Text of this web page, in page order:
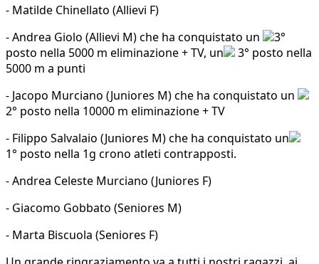
- Matilde Chinellato (Allievi F)
- Andrea Giolo (Allievi M) che ha conquistato un
3°
posto nella 5000 m eliminazione + TV, un
3° posto nella
5000 m a punti
- Jacopo Murciano (Juniores M) che ha conquistato un
2° posto nella 10000 m eliminazione + TV
- Filippo Salvalaio (Juniores M) che ha conquistato un
1° posto nella 1g crono atleti contrapposti.
- Andrea Celeste Murciano (Juniores F)
- Giacomo Gobbato (Seniores M)
- Marta Biscuola (Seniores F)